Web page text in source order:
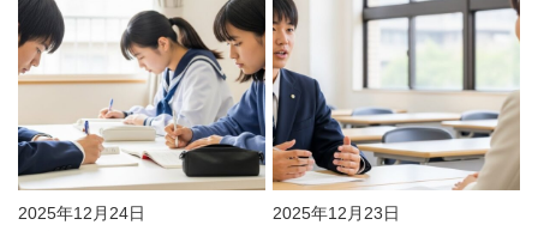
2025年12月24日 2025年12月23日